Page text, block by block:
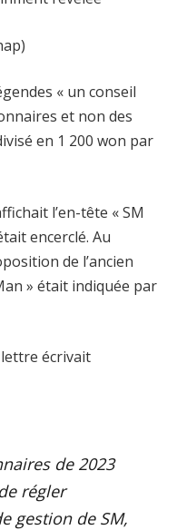
« un conseil
et non des
en 1 200 won par
l’en-tête « SM
encerclé. Au
de l’ancien
» était indiquée par
lettre écrivait
de 2023
régler
gestion de SM,